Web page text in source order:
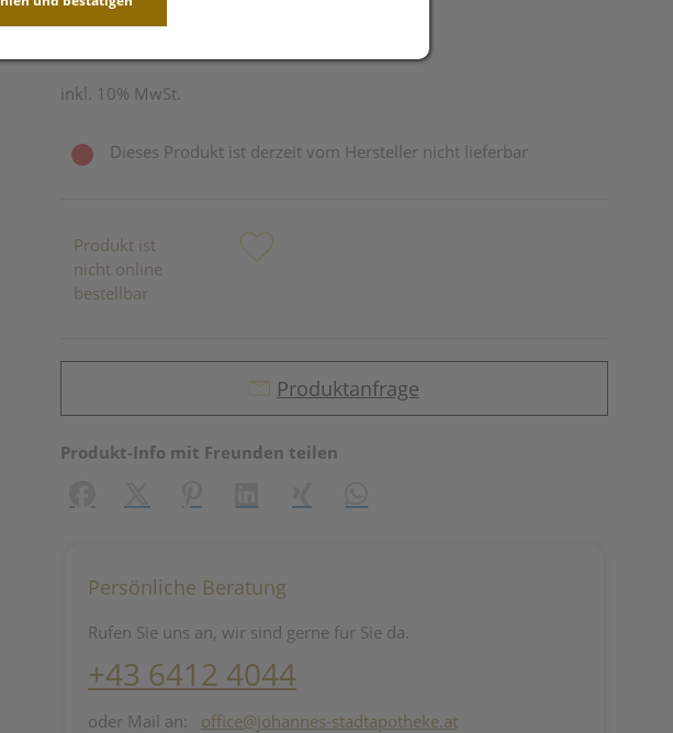
inkl. 10% MwSt.
Dieses Produkt ist derzeit vom Hersteller nicht lieferbar
Produkt ist
nicht online
bestellbar
Produktanfrage
Produkt-Info mit Freunden teilen
Persönliche Beratung
Rufen Sie uns an, wir sind gerne für Sie da.
+43 6412 4044
oder Mail an: office@johannes-stadtapotheke.at